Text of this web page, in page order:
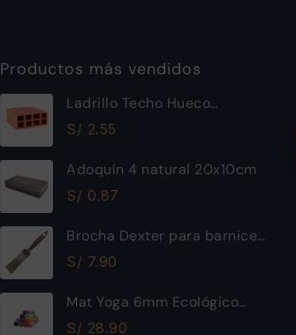
Productos más vendidos
Ladrillo Techo Hueco
12x30x30cm Raya Piramide
S/ 2.55
Adoquín 4 natural 20x10cm
S/ 0.87
Brocha Dexter para barnices
30mm
S/ 7.90
Mat Yoga 6mm Ecológico
Excelente Calidad
S/ 28.90